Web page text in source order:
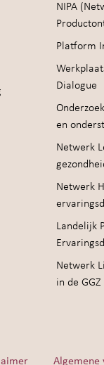
NIPA
Platform
Dialogue
en
Netwerk
Netwerk
Landelijk
Netwerk
in de GGZ
Algemene